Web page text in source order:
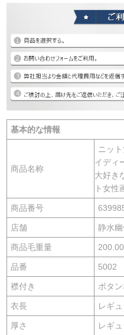
基本的な情報
商品名称
ニッ
イディ
大好き
ト女性
商品番号
店舗 静水
商品毛重量
品番 5002
襟付き ボタ
衣長 レギ
厚さ レギ